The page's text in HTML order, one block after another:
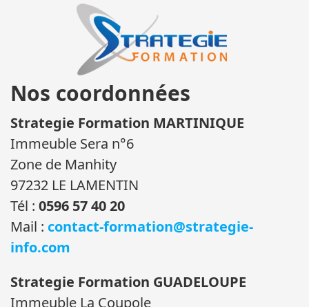
Nos coordonnées
Strategie Formation MARTINIQUE
Immeuble Sera n°6
Zone de Manhity
97232 LE LAMENTIN
Tél : 0596 57 40 20
Mail : contact-formation@strategie-
info.com
Strategie Formation GUADELOUPE
Immeuble La Coupole